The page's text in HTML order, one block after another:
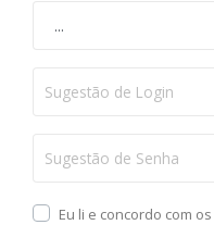
Eu li e concordo com os